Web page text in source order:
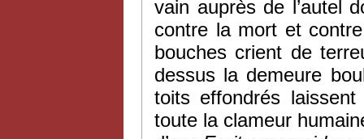
vain auprès de l’autel
contre la mort et
bouches crient de
dessus la demeure
toits effondrés
toute la clameur